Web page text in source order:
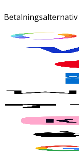
Betalningsalternativ